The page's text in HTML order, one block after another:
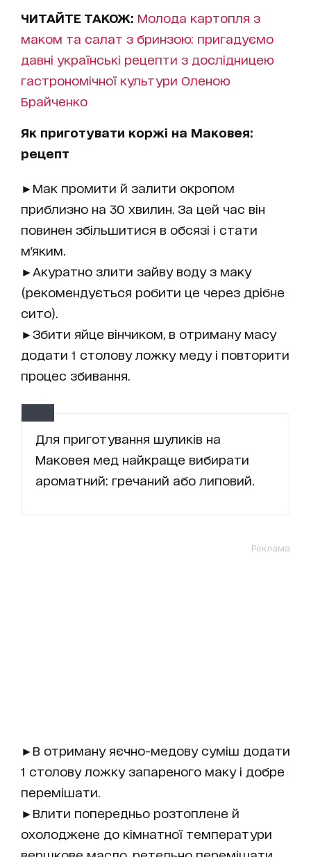
ЧИТАЙТЕ ТАКОЖ: Молода картопля з
маком та салат з бринзою: пригадуємо
давні українські рецепти з дослідницею
гастрономічної культури Оленою
Брайченко
Як приготувати коржі на Маковея:
рецепт
►Мак промити й залити окропом
приблизно на 30 хвилин. За цей час він
повинен збільшитися в обсязі і стати
м'яким.
►Акуратно злити зайву воду з маку
(рекомендується робити це через дрібне
сито).
►Збити яйце вінчиком, в отриману масу
додати 1 столову ложку меду і повторити
процес збивання.
Для приготування шуликів на
Маковея мед найкраще вибирати
ароматний: гречаний або липовий.
Реклама
►В отриману яєчно-медову суміш додати
1 столову ложку запареного маку і добре
перемішати.
►Влити попередньо розтоплене й
охолоджене до кімнатної температури